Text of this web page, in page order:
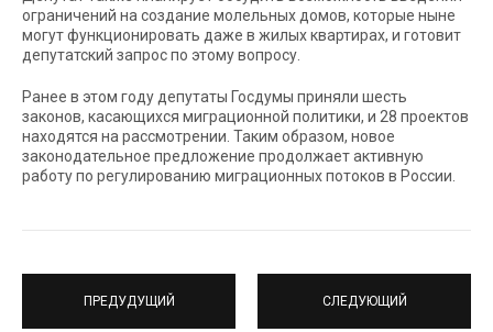
ограничений на создание молельных домов, которые ныне
могут функционировать даже в жилых квартирах, и готовит
депутатский запрос по этому вопросу.
Ранее в этом году депутаты Госдумы приняли шесть
законов, касающихся миграционной политики, и 28 проектов
находятся на рассмотрении. Таким образом, новое
законодательное предложение продолжает активную
работу по регулированию миграционных потоков в России.
ПРЕДУДУЩИЙ СЛЕДУЮЩИЙ